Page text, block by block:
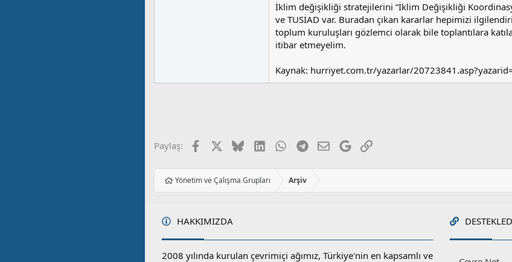
İklim değişikliği stratejilerini “İklim Değişikliği
ve TUSİAD var. Buradan çıkan kararlar hepimizi
toplum kuruluşları gözlemci olarak bile toplantılara
itibar etmeyelim.
Kaynak: hurriyet.com.tr/yazarlar/
Paylaş: Facebook BlueskyLinkedInWhatsApp
Telegram
E-postaGoogleLink
Yönetim ve Çalışma Grupları Arşiv
HAKKIMIZDA
2008 yılında kurulan çevrimiçi ağımız, Türkiye'nin en kapsamlı ve